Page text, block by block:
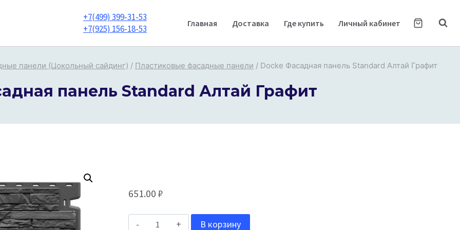
+7(499) 399-31-53
+7(925) 156-18-53
Главная Доставка Где купить Личный кабинет
панели (Цокольный сайдинг) / Пластиковые фасадные панели / Docke Фасадная панель Standard Алтай Графит
панель Standard Алтай Графит
651.00 ₽
Количество
В корзину